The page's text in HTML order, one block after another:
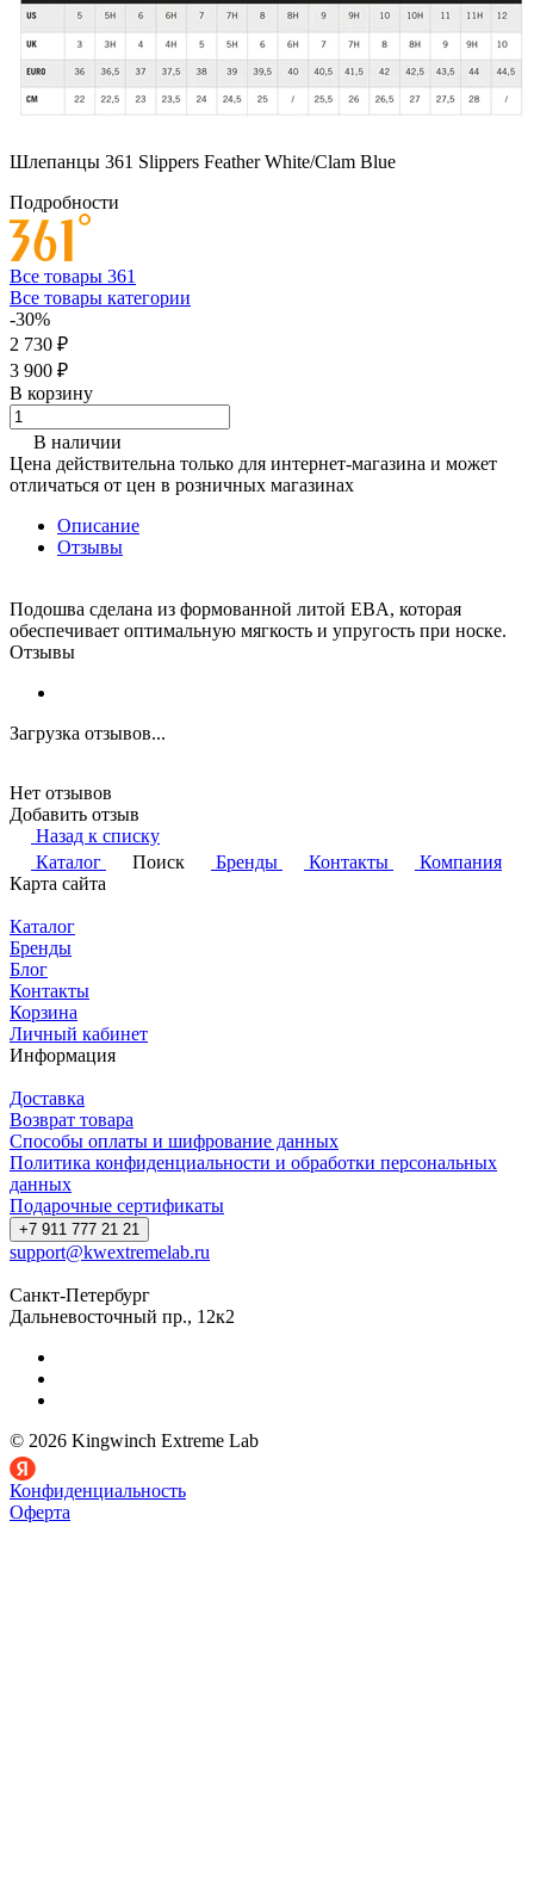
Шлепанцы 361 Slippers Feather White/Clam Blue
Подробности
Все товары 361
Все товары категории
-30%
2 730 ₽
3 900 ₽
В корзину
В наличии
Цена действительна только для интернет-магазина и может
отличаться от цен в розничных магазинах
Описание
Отзывы
Подошва сделана из формованной литой EBA, которая
обеспечивает оптимальную мягкость и упругость при носке.
Отзывы
Загрузка отзывов...
Нет отзывов
Добавить отзыв
Назад к списку
Каталог
Поиск Бренды Контакты
Компания
Карта сайта
Каталог
Бренды
Блог
Контакты
Корзина
Личный кабинет
Информация
Доставка
Возврат товара
Способы оплаты и шифрование данных
Политика конфиденциальности и обработки персональных
данных
Подарочные сертификаты
+7 911 777 21 21
support@kwextremelab.ru
Санкт-Петербург
Дальневосточный пр., 12к2
© 2026 Kingwinch Extreme Lab
Конфиденциальность
Оферта